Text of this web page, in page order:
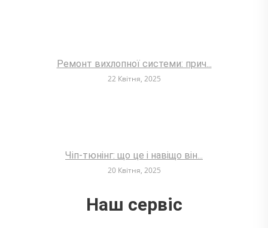
Ремонт вихлопної системи: прич...
22 Квітня, 2025
Чіп-тюнінг: що це і навіщо він...
20 Квітня, 2025
Наш сервіс